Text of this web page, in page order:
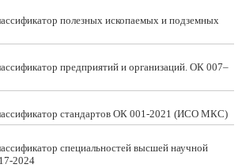
полезных ископаемых и подземных
предприятий и организаций. ОК 007–
стандартов ОК 001-2021 (ИСО МКС)
специальностей высшей научной
2024